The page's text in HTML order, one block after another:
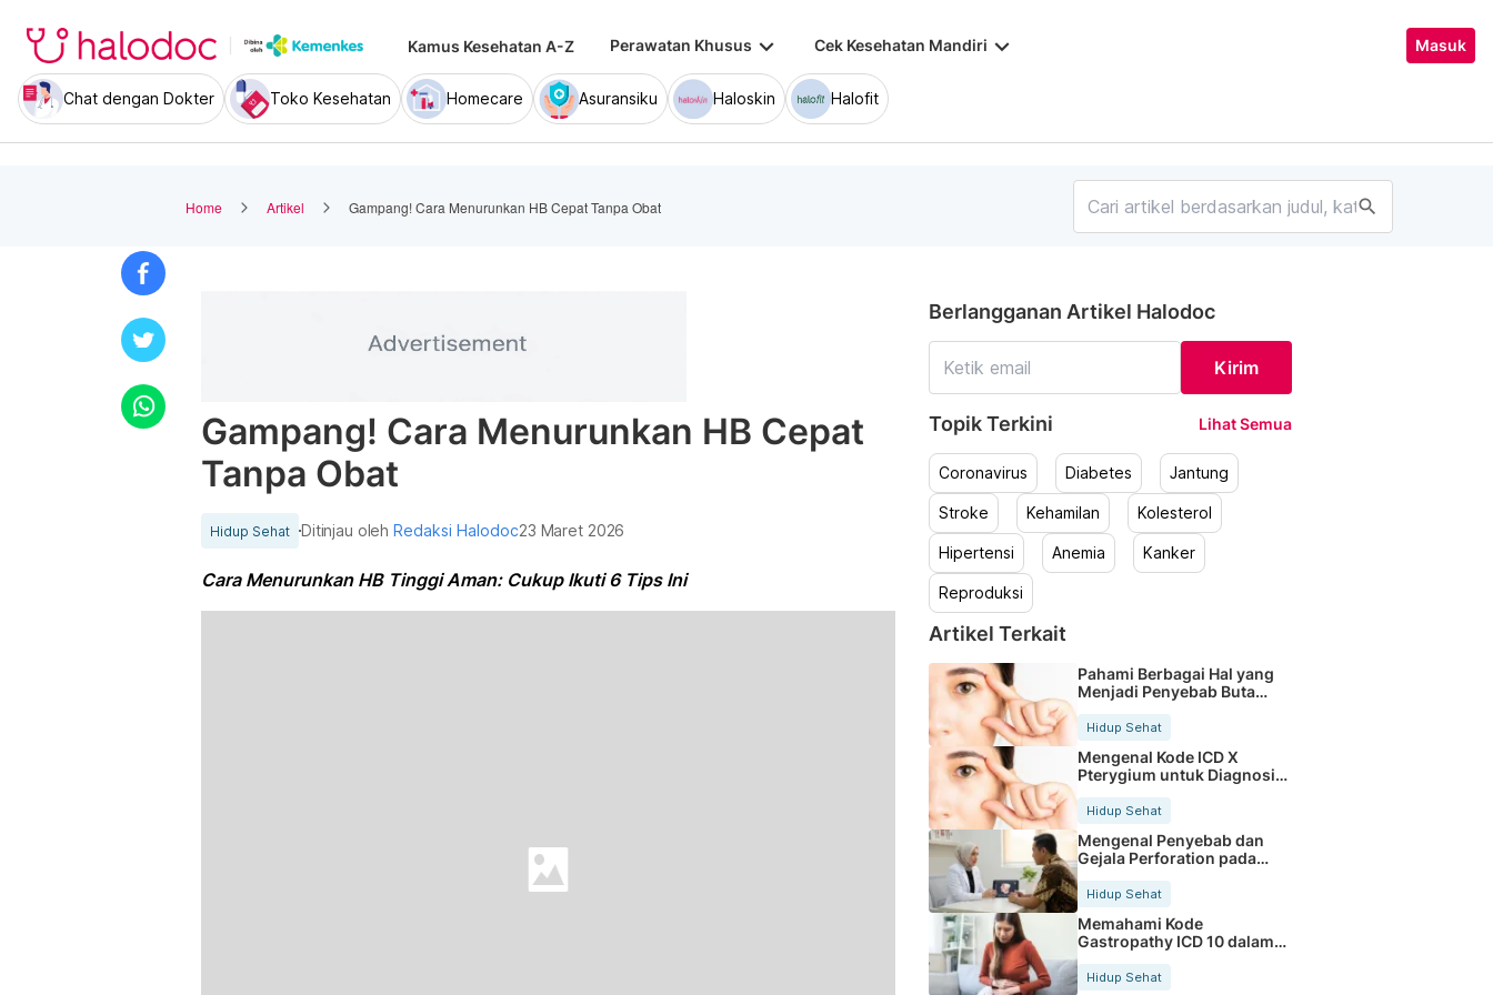
Kamus Kesehatan A-Z Perawatan Khusus keyboard_arrow_down Cek Kesehatan Mandiri keyboard_arrow_down Masuk
Chat dengan Dokter Toko Kesehatan Homecare Asuransiku Haloskin Halofit
Home Artikel Gampang! Cara Menurunkan HB Cepat Tanpa Obat search
Gampang! Cara Menurunkan HB Cepat
Tanpa Obat
Hidup Sehat Ditinjau olehRedaksi Halodoc23 Maret 2026
Cara Menurunkan HB Tinggi Aman: Cukup Ikuti 6 Tips Ini
Berlangganan Artikel Halodoc
Kirim
Topik Terkini Lihat Semua
Coronavirus Diabetes Jantung
Stroke Kehamilan Kolesterol
Hipertensi Anemia Kanker
Reproduksi
Artikel Terkait
Pahami Berbagai Hal yang
Menjadi Penyebab Buta
Hidup Sehat
Mengenal Kode ICD X
Pterygium untuk Diagnosis
Hidup Sehat
Mengenal Penyebab dan
Gejala Perforation pada
Tubuh
Hidup Sehat
Memahami Kode
Gastropathy ICD 10 dalam
Rekam Medis Pasien
Hidup Sehat